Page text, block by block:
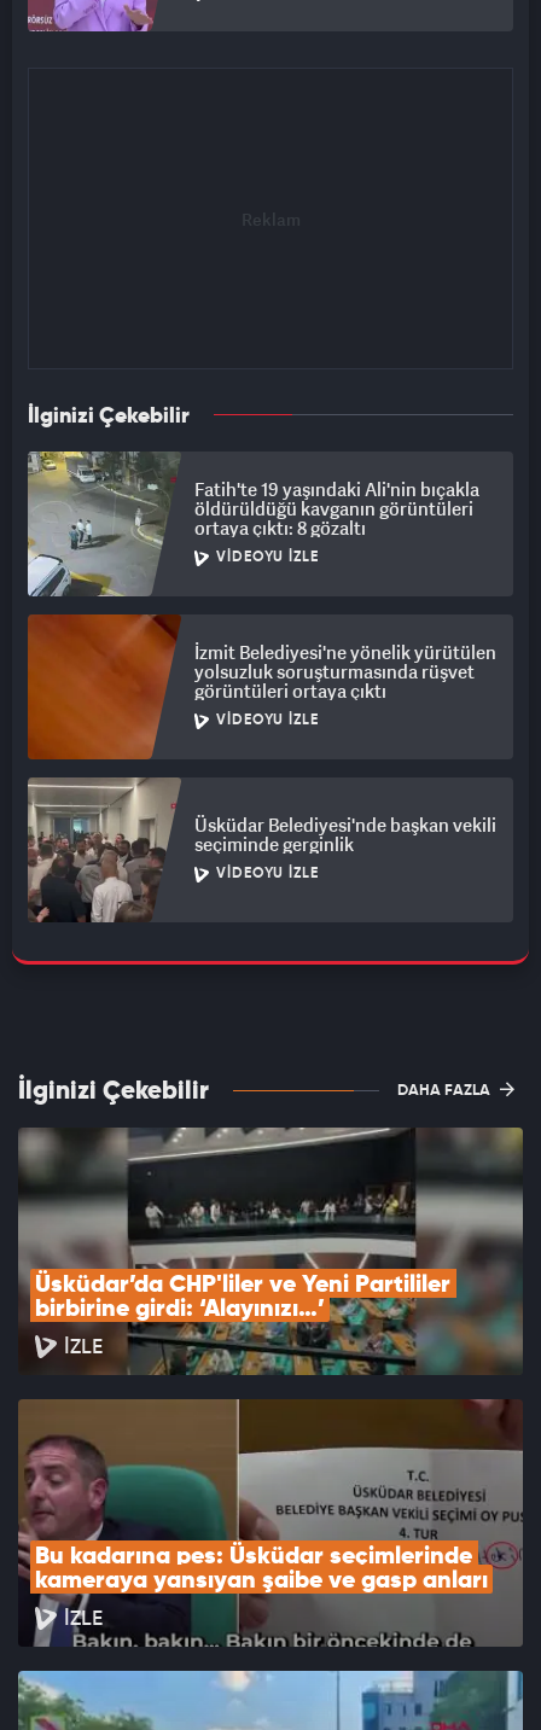
İlginizi Çekebilir
Fatih'te 19 yaşındaki Ali'nin bıçakla
öldürüldüğü kavganın görüntüleri
ortaya çıktı: 8 gözaltı
VIDEOYU İZLE
İzmit Belediyesi'ne yönelik yürütülen
yolsuzluk soruşturmasında rüşvet
görüntüleri ortaya çıktı
VIDEOYU İZLE
Üsküdar Belediyesi'nde başkan vekili
seçiminde gerginlik
VIDEOYU İZLE
İlginizi Çekebilir DAHA FAZLA
Üsküdar’da CHP'liler ve Yeni Partililer
birbirine girdi: ‘Alayınızı…’
İZLE
Bu kadarına pes: Üsküdar seçimlerinde
kameraya yansıyan şaibe ve gasp anları
İZLE